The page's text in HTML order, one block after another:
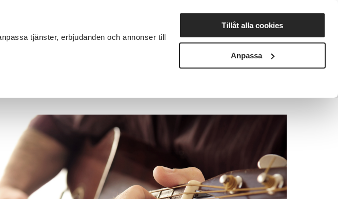
tjänster, erbjudanden och annonser till
Tillåt alla cookies
Anpassa
Nyheter Avdelningar